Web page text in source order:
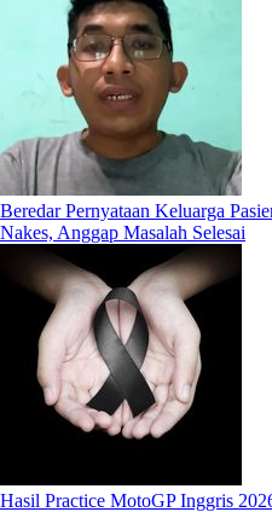
Beredar Pernyataan Keluarga
Nakes, Anggap Masalah Selesai
Hasil Practice MotoGP Inggris